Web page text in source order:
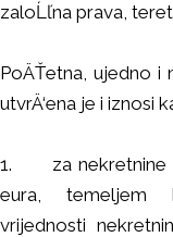
zaloĹľna prava,
PoÄŤetna, ujedno i
utvrÄ‘ena je i iznosi
1. za nekretnine
eura, temeljem
vrijednosti